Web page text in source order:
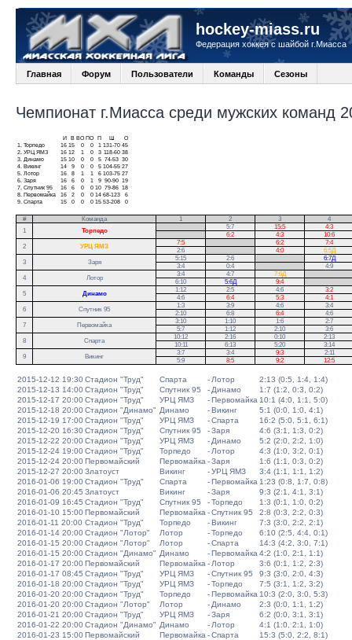
hockey-miass.ru
Федерация хоккея с шайбой г.Миасса
Главная Форум Пользователи Команды Сезоны
Чемпионат г.Миасса среди мужских команд
И В ВО ПО П
О
1.
Торпедо 16 15 0 0 1 131-70 45
2. УРЦ ЯМЗ 16 12 1 0 3 118-60 38
3.
Динамо 15 10 0 0 5 74-53 30
4.
Викинг 14 9 0 0 5 104-55 27
5. Лотор 16 8 1 1 6 103-75 27
6. Заря 16 6 0 1 9 90-90 19
7. Спутник 95 16 6 0 0 10 79-86 18
8.
Первомайка 16 2 0 0 14 68-123
6
9. Спарта 15 0 0 0 15 53-208 0
# Команда 1 2 3
4
1
Торпедо
5:7 15:5
4:3
6:2 4:3
10:6
2
УРЦ ЯМЗ
7:5 6:2
7:4
2:6
4:0
6:5Д
3
Заря
5:15 2:6
6:7Д
3:4
0:4
4:9
4
Лотор
3:4 4:7 7:6Д
6:10
5:6Д 9:4
5
Динамо
1:12 2:5 4:6
3:2
4:6
6:4 5:3
4:1
6
Спутник 95
1:3 3:9 4:6
3:4
2:10
6:8 6:4
4:6
7
Первомайка
3:10 1:10 1:6
2:7
5:7
1:12 2:10
3:6
8
Спарта
10:12 2:16 0:10
2:13
10:11
6:13 5:20
3:14
9
Викинг
3:7 3:4 9:3
2:11
5:9
8:5 9:2 12:5
2015-12-12 19:30Стадион "Труд" Спарта - Лотор
2:13 (0:5, 1:4, 1:4)
2015-12-13 14:00Стадион "Труд" Спутник 95 - Динамо
1:7 (1:2, 0:3, 0:2)
2015-12-17 20:00Стадион "Труд" УРЦ ЯМЗ -Первомайка 10:1 (4:0, 1:1, 5:0)
2015-12-18 20:00Стадион "Динамо" Динамо -Викинг
5:1 (0:0, 1:0, 4:1)
2015-12-19 17:00Стадион "Труд" УРЦ ЯМЗ -Спарта
16:2 (5:0, 5:1, 6:1)
2015-12-20 16:30Стадион "Труд" Спутник 95 -Заря
4:6 (3:1, 1:3, 0:2)
2015-12-22 20:00Стадион "Труд" УРЦ ЯМЗ - Динамо
5:2 (2:0, 2:2, 1:0)
2015-12-24 19:00Стадион "Труд" Торпедо - Лотор
4:3 (1:0, 3:2, 0:1)
2015-12-24 20:00Первомайский Первомайка -Заря
1:6 (1:1, 0:3, 0:2)
2015-12-27 20:00Златоуст Викинг -УРЦ ЯМЗ
3:4 (1:1, 1:1, 1:2)
2016-01-06 19:00Стадион "Труд" Спарта -Первомайка 1:23 (0:8, 1:7, 0:8)
2016-01-06 20:45 Златоуст Викинг -Заря
9:3 (2:1, 4:1, 3:1)
2016-01-09 16:45 Стадион "Труд" Спутник 95 -Торпедо
1:3 (0:1, 1:0, 0:2)
2016-01-10 15:00Первомайский Первомайка -Спутник 95
2:8 (0:3, 2:2, 0:3)
2016-01-11 20:00 Стадион "Труд" Торпедо -Викинг
7:3 (3:0, 2:2, 2:1)
2016-01-14 20:00Стадион "Лотор" Лотор -Торпедо
6:10 (2:5, 4:4, 0:1)
2016-01-15 20:00Стадион "Лотор" Лотор -Спарта
14:3 (4:2, 3:0, 7:1)
2016-01-15 20:00Стадион "Динамо" Динамо -Первомайка 4:2 (1:0, 2:1, 1:1)
2016-01-17 20:00Первомайский Первомайка - Лотор
3:6 (0:1, 1:2, 2:3)
2016-01-17 08:45 Стадион "Труд" УРЦ ЯМЗ -Спутник 95
9:3 (3:0, 2:0, 4:3)
2016-01-18 20:00Стадион "Труд" УРЦ ЯМЗ -Торпедо
7:5 (3:1, 1:2, 3:2)
2016-01-20 20:00Стадион "Труд" Торпедо -Первомайка 10:3 (2:0, 3:0, 5:3)
2016-01-20 20:00Стадион "Лотор" Лотор - Динамо
2:3 (0:0, 1:1, 1:2)
2016-01-21 20:00Стадион "Труд" УРЦ ЯМЗ -Заря
6:2 (0:0, 3:1, 3:1)
2016-01-22 20:00Стадион "Динамо" Динамо - Лотор
4:1 (1:0, 2:1, 1:0)
2016-01-23 15:00Первомайский Первомайка -Спарта
15:3 (5:0, 2:2, 8:1)